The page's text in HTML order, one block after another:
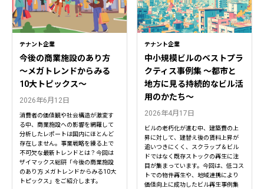
テナント企業
今後の商業施設のあり方
〜メガトレンドからみる
10大トピックス〜
2026年6月12日
消費者の価値観や社会構造が激変す
る中、商業施設への影響を網羅して
分析したレポートは国内にほとんど
存在しません。事業戦略を練る上で
不可欠な最新トレンドとは？今回は
ザイマックス総研「今後の商業施設
のあり方 メガトレンドからみる10大
トピックス」をご紹介します。
テナント企業
中小規模ビルのベストプラ
クティス事例集 ～都市と
地方に見る持続的なビル活
用のかたち～
2026年4月17日
ビルの老朽化が進む中、建築費の上
昇に対して、建替え後の賃料上昇が
追いつきにくく、スクラップ＆ビル
ドではなく既存ストックの再生に注
目が集まっています。今回は、低コス
トでの物件再生や、地域連携により
価値向上に成功したビル再生事例集